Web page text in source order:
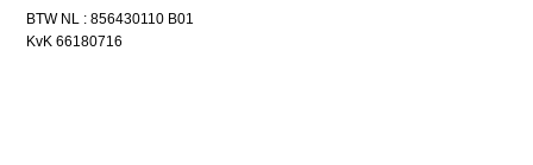
BTW NL : 856430110 B01
KvK 66180716